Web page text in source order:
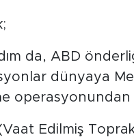
da, ABD
dünyaya
Edilmiş